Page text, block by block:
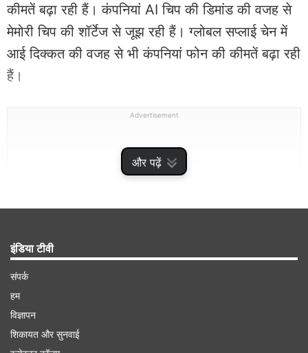
और पढ़ें
कीमतें बढ़ा रही हैं। कंपनियां AI चिप की डिमांड की वजह से
मेमोरी चिप की शॉर्टेज से जूझ रही हैं। ग्लोबल सप्लाई चेन में
आई दिक्कत की वजह से भी कंपनियां फोन की कीमतें बढ़ा रही
हैं।
Advertisement
Realme 16 सीरीज
रियलमी 16 सीरीज भारत में 31,999 रुपये की शुरुआती
इंडिया टीवी
संपर्क
हम
विज्ञापन
शिकायत और सुनवाई